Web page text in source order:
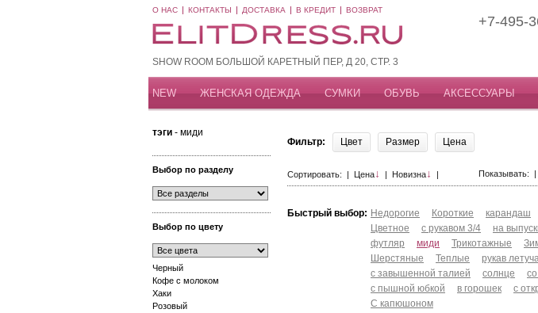
О НАС КОНТАКТЫ ДОСТАВКА В КРЕДИТ ВОЗВРАТ
SHOW ROOM БОЛЬШОЙ КАРЕТНЫЙ ПЕР, Д 20, СТР. 3
+7-495-
NEW ЖЕНСКАЯ ОДЕЖДА СУМКИ ОБУВЬ АКСЕССУАРЫ
тэги - миди
Выбор по разделу
Выбор по цвету
Черный
Кофе с молоком
Хаки
Розовый
Фильтр: Цвет Размер Цена
Сортировать: | Цена↓ | Новизна↓ | Показывать: |
Быстрый выбор: Недорогие Короткие карандаш
Цветное
с рукавом 3/4 на
футляр
миди Трикотажные
Шерстяные
Теплые рукав
с завышенной талией
солнце
с пышной юбкой
в горошек с
С капюшоном